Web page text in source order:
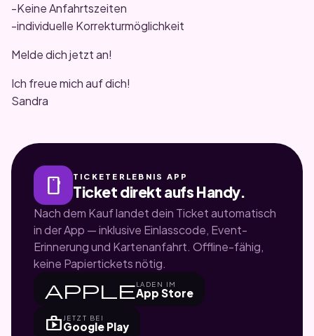
-Keine Anfahrtszeiten
-individuelle Korrekturmöglichkeit
Melde dich jetzt an!
Ich freue mich auf dich!
Sandra
smartphone TICKETERLEBNIS APP
Ticket direkt aufs Handy.
Nach dem Kauf landet dein Ticket automatisch
in der App — inklusive Einlasscode, Event-
Erinnerung und Kartenanfahrt. Offline-fähig,
keine Papiertickets nötig.
appleLADEN IM
App Store
shop JETZT BEI
Google Play